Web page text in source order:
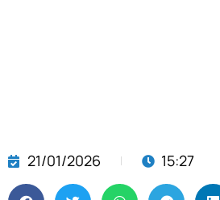
21/01/2026 15:27